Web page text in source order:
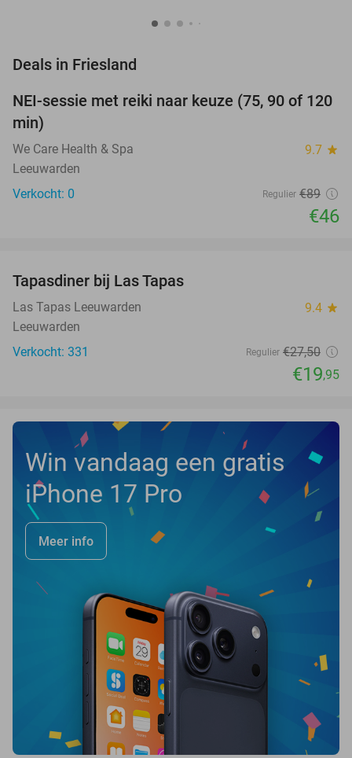
Deals in Friesland
48%
TODAY
NEI-sessie met reiki naar keuze (75, 90 of 120
min)
We Care Health & Spa 9.7 star
Leeuwarden
Verkocht: 0
Regulier €89
€46
Tapasdiner bij Las Tapas
Las Tapas Leeuwarden 9.4 star
Leeuwarden
Verkocht: 331
Regulier €27,50
€19,95
Win vandaag een gratis
iPhone 17 Pro
Meer info